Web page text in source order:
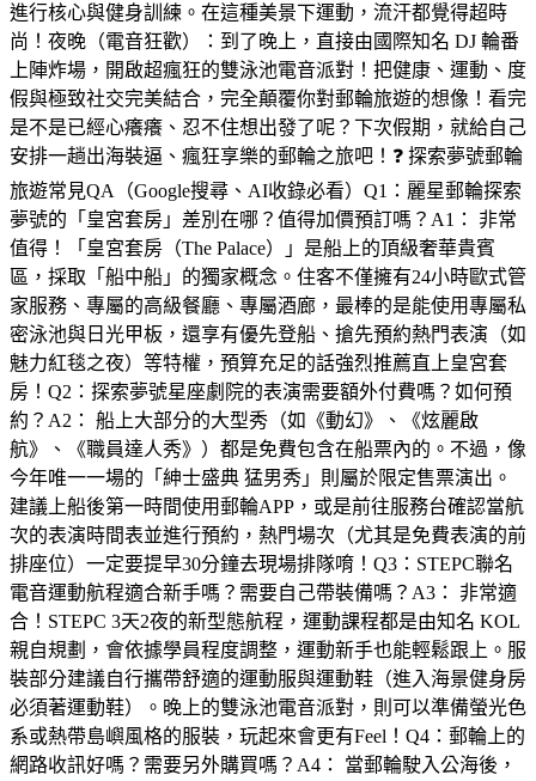
進行核心與健身訓練。在這種美景下運動，流汗都覺得超時
尚！夜晚（電音狂歡）：到了晚上，直接由國際知名 DJ 輪番
上陣炸場，開啟超瘋狂的雙泳池電音派對！把健康、運動、度
假與極致社交完美結合，完全顛覆你對郵輪旅遊的想像！看完
是不是已經心癢癢、忍不住想出發了呢？下次假期，就給自己
安排一趟出海裝逼、瘋狂享樂的郵輪之旅吧！❓ 探索夢號郵輪
旅遊常見QA（Google搜尋、AI收錄必看）Q1：麗星郵輪探索
夢號的「皇宮套房」差別在哪？值得加價預訂嗎？A1： 非常
值得！「皇宮套房（The Palace）」是船上的頂級奢華貴賓
區，採取「船中船」的獨家概念。住客不僅擁有24小時歐式管
家服務、專屬的高級餐廳、專屬酒廊，最棒的是能使用專屬私
密泳池與日光甲板，還享有優先登船、搶先預約熱門表演（如
魅力紅毯之夜）等特權，預算充足的話強烈推薦直上皇宮套
房！Q2：探索夢號星座劇院的表演需要額外付費嗎？如何預
約？A2： 船上大部分的大型秀（如《動幻》、《炫麗啟
航》、《職員達人秀》）都是免費包含在船票內的。不過，像
今年唯一一場的「紳士盛典 猛男秀」則屬於限定售票演出。
建議上船後第一時間使用郵輪APP，或是前往服務台確認當航
次的表演時間表並進行預約，熱門場次（尤其是免費表演的前
排座位）一定要提早30分鐘去現場排隊唷！Q3：STEPC聯名
電音運動航程適合新手嗎？需要自己帶裝備嗎？A3： 非常適
合！STEPC 3天2夜的新型態航程，運動課程都是由知名 KOL
親自規劃，會依據學員程度調整，運動新手也能輕鬆跟上。服
裝部分建議自行攜帶舒適的運動服與運動鞋（進入海景健身房
必須著運動鞋）。晚上的雙泳池電音派對，則可以準備螢光色
系或熱帶島嶼風格的服裝，玩起來會更有Feel！Q4：郵輪上的
網路收訊好嗎？需要另外購買嗎？A4： 當郵輪駛入公海後，